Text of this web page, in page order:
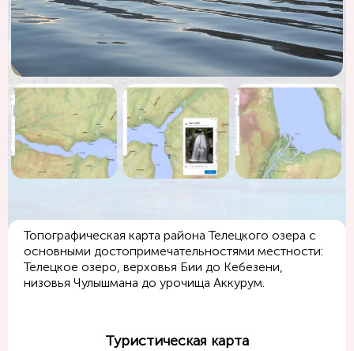
Топографическая карта района Телецкого озера с
основными достопримечательностями местности:
Телецкое озеро, верховья Бии до Кебезени,
низовья Чулышмана до урочища Аккурум.
Туристическая карта